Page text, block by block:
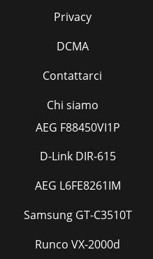
Privacy
DCMA
Contattarci
Chi siamo
AEG F88450VI1P
D-Link DIR-615
AEG L6FE8261IM
Samsung GT-C3510T
Runco VX-2000d